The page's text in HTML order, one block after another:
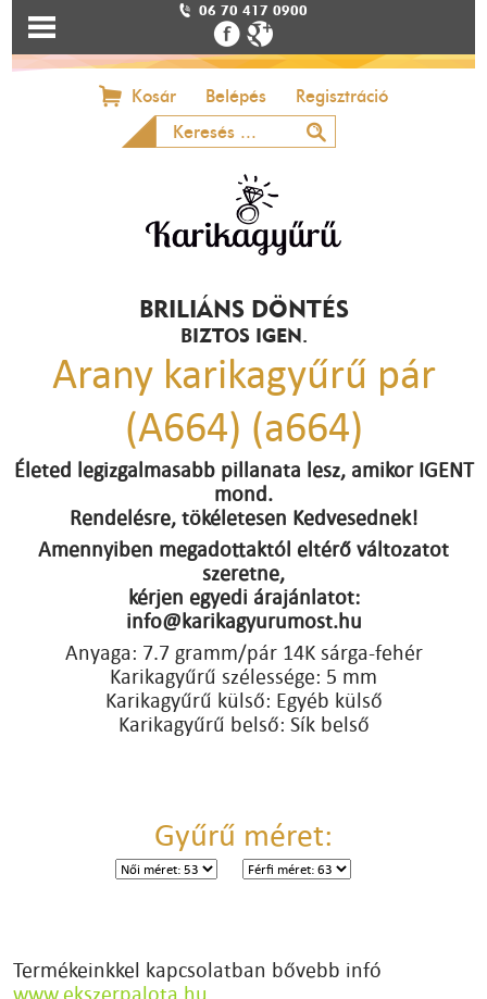
06 70 417 0900
Kosár Belépés Regisztráció
BRILIÁNS DÖNTÉS
BIZTOS IGEN.
Arany karikagyűrű pár
(A664) (a664)
Életed legizgalmasabb pillanata lesz, amikor IGENT
mond.
Rendelésre, tökéletesen Kedvesednek!
Amennyiben megadottaktól eltérő változatot
szeretne,
kérjen egyedi árajánlatot:
info@karikagyurumost.hu
Anyaga: 7.7 gramm/pár 14K sárga-fehér
Karikagyűrű szélessége: 5 mm
Karikagyűrű külső: Egyéb külső
Karikagyűrű belső: Sík belső
Gyűrű méret:
Termékeinkkel kapcsolatban bővebb infó
www.ekszerpalota.hu